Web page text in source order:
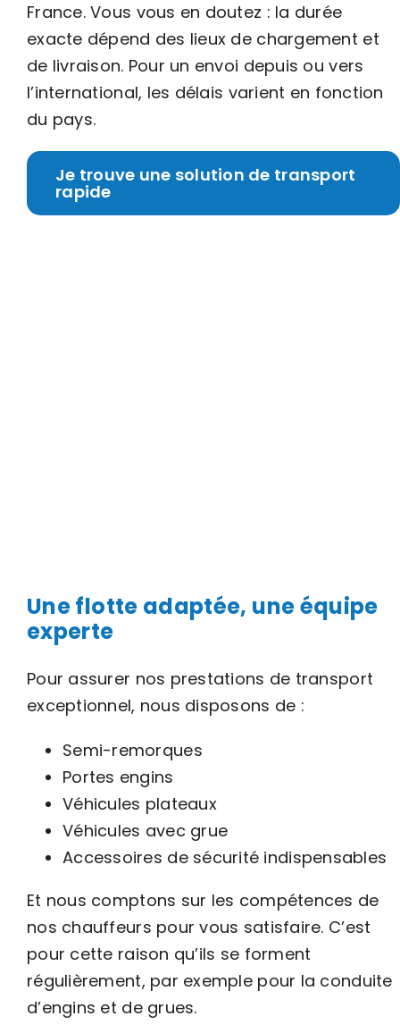
France. Vous vous en doutez : la durée
exacte dépend des lieux de chargement et
de livraison. Pour un envoi depuis ou vers
l’international, les délais varient en fonction
du pays.
Je trouve une solution de transport
rapide
Une flotte adaptée, une équipe
experte
Pour assurer nos prestations de transport
exceptionnel, nous disposons de :
Semi-remorques
Portes engins
Véhicules plateaux
Véhicules avec grue
Accessoires de sécurité indispensables
Et nous comptons sur les compétences de
nos chauffeurs pour vous satisfaire. C’est
pour cette raison qu’ils se forment
régulièrement, par exemple pour la conduite
d’engins et de grues.